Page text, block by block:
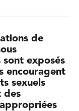
de
sont exposés
encouragent
sexuels
des